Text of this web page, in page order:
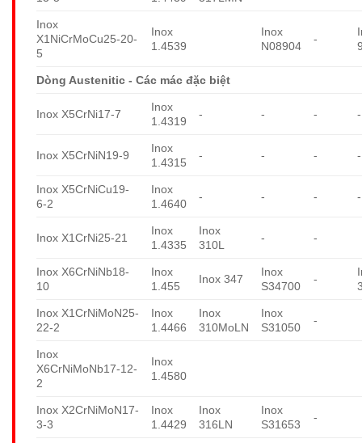
Inox
X1NiCrMoCu25-20-
5
Inox
1.4539
Inox
N08904
-
Dòng Austenitic - Các mác đặc biệt
Inox X5CrNi17-7
Inox
1.4319
- - - -
Inox X5CrNiN19-9
Inox
1.4315
- - - -
Inox X5CrNiCu19-
6-2
Inox
1.4640
- - - -
Inox X1CrNi25-21
Inox
1.4335
Inox
310L
- -
Inox X6CrNiNb18-
10
Inox
1.455
Inox 347
Inox
S34700
-
Inox X1CrNiMoN25-
22-2
Inox
1.4466
Inox
310MoLN
Inox
S31050
-
Inox
X6CrNiMoNb17-12-
2
Inox
1.4580
Inox X2CrNiMoN17-
3-3
Inox
1.4429
Inox
316LN
Inox
S31653
-